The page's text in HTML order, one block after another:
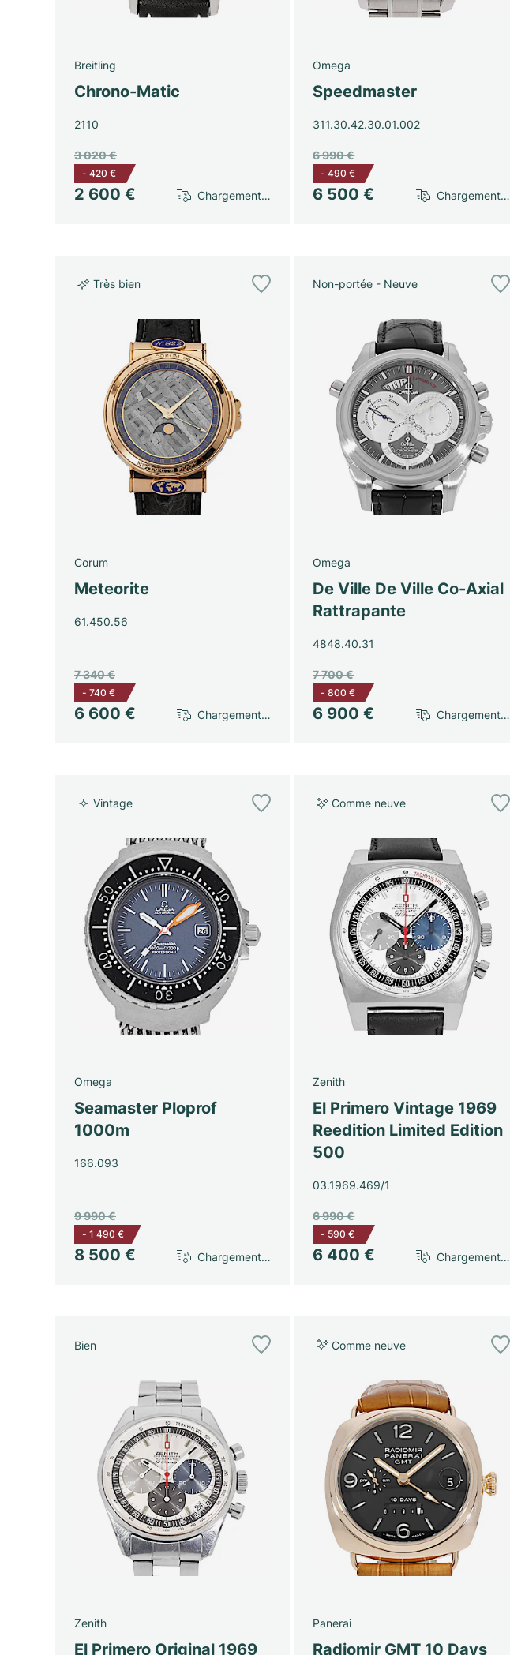
Breitling
Chrono-Matic
2110
2 600 €
3 020 €
- 420 €
Chargement…
Omega
Speedmaster
311.30.42.30.01.002
6 500 €
6 990 €
- 490 €
Chargement…
Très bien
Corum
Meteorite
61.450.56
6 600 €
7 340 €
- 740 €
Chargement…
Non-portée - Neuve
Omega
De Ville De Ville Co-Axial
Rattrapante
4848.40.31
6 900 €
7 700 €
- 800 €
Chargement…
Vintage
Omega
Seamaster Ploprof
1000m
166.093
8 500 €
9 990 €
- 1 490 €
Chargement…
Comme neuve
Zenith
El Primero Vintage 1969
Reedition Limited Edition
500
03.1969.469/1
6 400 €
6 990 €
- 590 €
Chargement…
Bien
Zenith
El Primero Original 1969
Comme neuve
Panerai
Radiomir GMT 10 Days